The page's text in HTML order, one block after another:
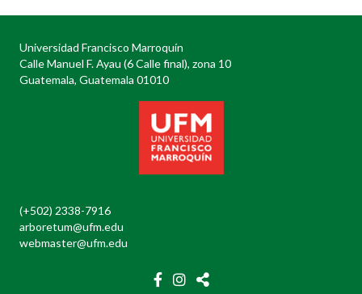
Universidad Francisco Marroquín
Calle Manuel F. Ayau (6 Calle final), zona 10
Guatemala, Guatemala 01010
(+502) 2338-7916
arboretum@ufm.edu
webmaster@ufm.edu